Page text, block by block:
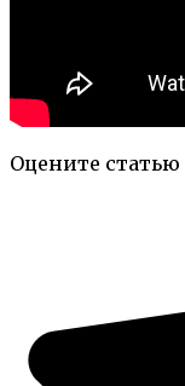
Оцените статью